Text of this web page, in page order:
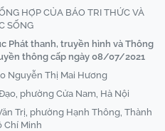
HỢP CỦA BÁO TRI THỨC VÀ
SỐNG
Phát thanh, truyền hình và Thông
thông cấp ngày 08/07/2021
Nguyễn Thị Mai Hương
phường Cửa Nam, Hà Nội
Trị, phường Hạnh Thông, Thành
Chí Minh